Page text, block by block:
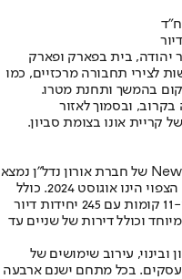
יהודה, בית בפארק ופארק
לצירי תחבורה מרכזיים, כמו
בהמשך ותחנת מטרו.
ובסמוך לאזור
קריית אונו בצומת סביון.
בבית בפארק פרויקט New Concept של חברת אורון נדל״ן נמצא
בשלבי בניה מתקדמים כשתאריך האכלוס הצפוי הינו אוגוסט 2024. כולל
הקמה של שבעה בנייני מגורים בני חמש ו-11 קומות עם 245 יחידות דיור
וכולל דירות של שניים עד
ובינוי, עירוב שימושים של
בכל מתחם ישנם ארבעה